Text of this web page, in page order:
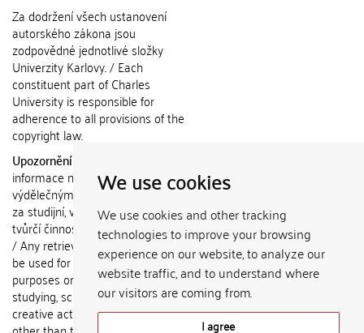
We use cookies
We use cookies and other tracking
technologies to improve your browsing
experience on our website, to analyze our
website traffic, and to understand where
our visitors are coming from.
I agree
Za dodržení všech ustanovení
autorského zákona jsou
zodpovědné jednotlivé složky
Univerzity Karlovy. / Each
constituent part of Charles
University is responsible for
adherence to all provisions of the
copyright law.
Upozornění / Notice:
informace nemohou být použity k
výdělečným účelům nebo vydávány
za studijní, vědeckou nebo jinou
tvůrčí činnost jiné osoby než autora.
/ Any retrieved information shall not
be used for any commercial
purposes or claimed as results of
studying, scientific or any other
creative activities of any person